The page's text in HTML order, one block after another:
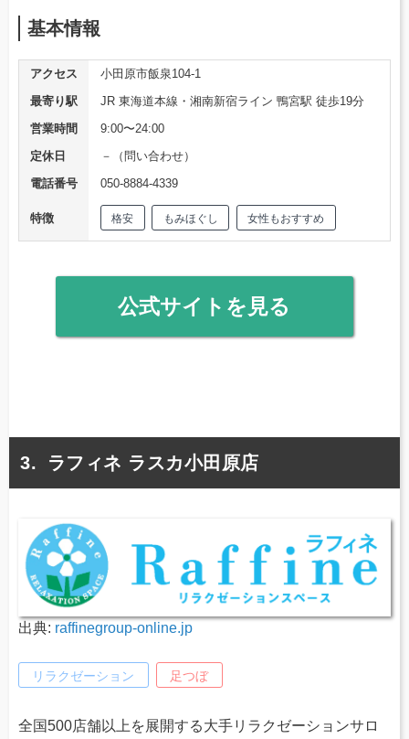
基本情報
アクセス
小田原市飯泉104-1
最寄り駅
JR 東海道本線・湘南新宿ライン 鴨宮駅 徒歩19分
営業時間
9:00〜24:00
定休日
－（問い合わせ）
電話番号
050-8884-4339
特徴 格安 もみほぐし 女性もおすすめ
公式サイトを見る
ラフィネ ラスカ小田原店
出典: raffinegroup-online.jp
リラクゼーション 足つぼ
全国500店舗以上を展開する大手リラクゼーションサロ